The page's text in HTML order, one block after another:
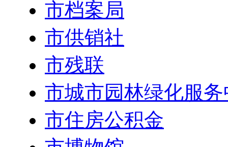
市档案局
市供销社
市残联
市城市园林绿化服
市住房公积金